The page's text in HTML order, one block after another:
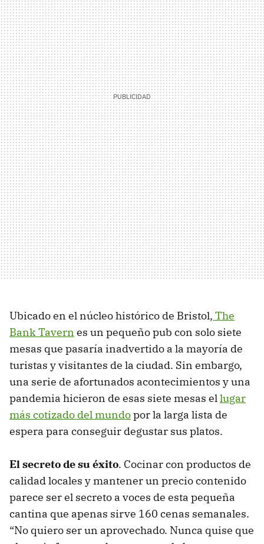
Ubicado en el núcleo histórico de Bristol, The
Bank Tavern es un pequeño pub con solo siete
mesas que pasaría inadvertido a la mayoría de
turistas y visitantes de la ciudad. Sin embargo,
una serie de afortunados acontecimientos y una
pandemia hicieron de esas siete mesas ellugar
más cotizado del mundopor la larga lista de
espera para conseguir degustar sus platos.
El secreto de su éxito. Cocinar con productos de
calidad locales y mantener un precio contenido
parece ser el secreto a voces de esta pequeña
cantina que apenas sirve 160 cenas semanales.
“No quiero ser un aprovechado. Nunca quise que